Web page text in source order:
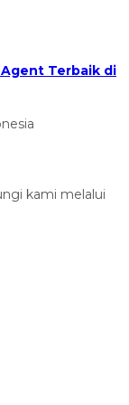
Terbaik di
kami melalui